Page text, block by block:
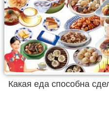
Какая еда способна